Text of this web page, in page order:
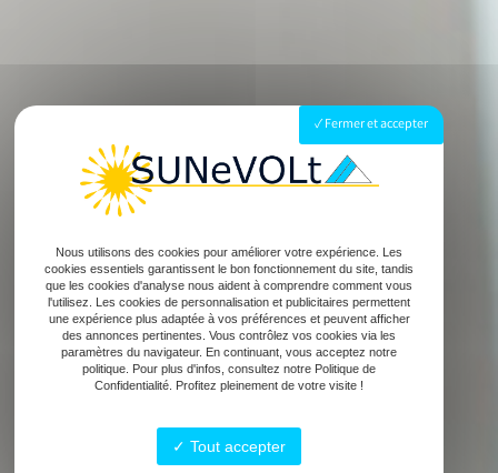
Fermer et accepter
Nous utilisons des cookies pour améliorer votre expérience. Les
cookies essentiels garantissent le bon fonctionnement du site, tandis
que les cookies d'analyse nous aident à comprendre comment vous
l'utilisez. Les cookies de personnalisation et publicitaires permettent
une expérience plus adaptée à vos préférences et peuvent afficher
des annonces pertinentes. Vous contrôlez vos cookies via les
paramètres du navigateur. En continuant, vous acceptez notre
politique. Pour plus d'infos, consultez notre Politique de
Confidentialité. Profitez pleinement de votre visite !
Tout accepter